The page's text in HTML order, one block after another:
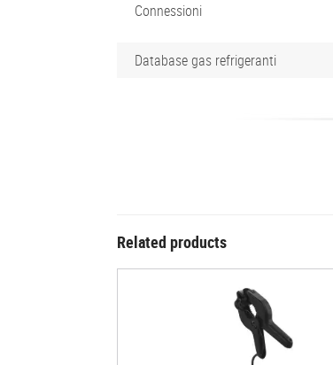
Connessioni
Database gas refrigeranti
Related products